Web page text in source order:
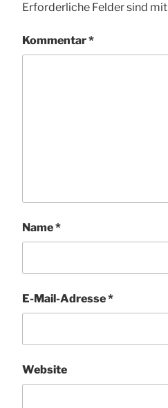
Erforderliche Felder sind mit
Kommentar*
Name*
E-Mail-Adresse*
Website